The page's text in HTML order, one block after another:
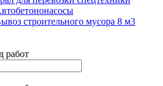
строительного мусора 8 м3
работ